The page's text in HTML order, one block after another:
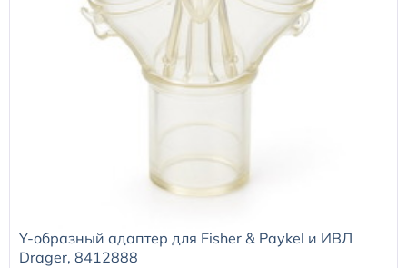
Y-образный адаптер для Fisher & Paykel и ИВЛ
Drager, 8412888